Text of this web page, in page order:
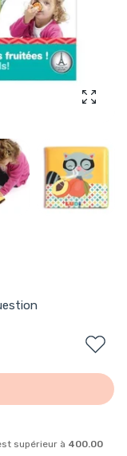
- Livre Des
Odeurs Default
supérieur à 400.00